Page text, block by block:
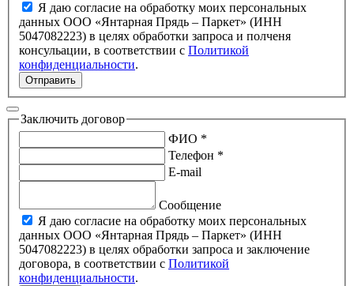
Я даю согласие на обработку моих персональных
данных ООО «Янтарная Прядь – Паркет» (ИНН
5047082223) в целях обработки запроса и полченя
консульации, в соответствии с Политикой
конфиденциальности.
Отправить
Заключить договор
ФИО *
Телефон *
E-mail
Сообщение
Я даю согласие на обработку моих персональных
данных ООО «Янтарная Прядь – Паркет» (ИНН
5047082223) в целях обработки запроса и заключение
договора, в соответствии с Политикой
конфиденциальности.